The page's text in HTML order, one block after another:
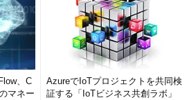
、C
マネー
AzureでIoTプロジェクトを共同検
証する「IoTビジネス共創ラボ」